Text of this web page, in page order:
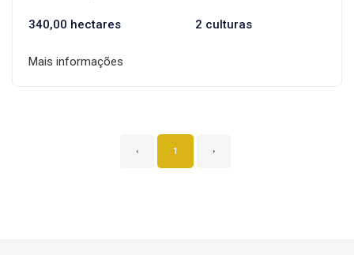
340,00 hectares 2 culturas
Mais informações
‹ 1 ›